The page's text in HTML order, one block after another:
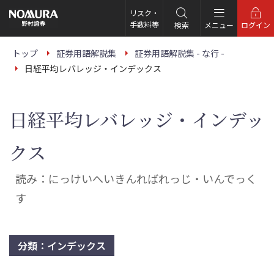
の
ー
リスク・
手数料等
検索 メニュー ログイン
トップ 証券用語解説集
証券用語解説集 - な行 -
日経平均レバレッジ・インデックス
日経平均レバレッジ・インデッ
クス
読み：にっけいへいきんればれっじ・いんでっく
す
分類：インデックス